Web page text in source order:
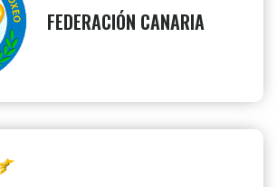
FEDERACIÓN CANARIA